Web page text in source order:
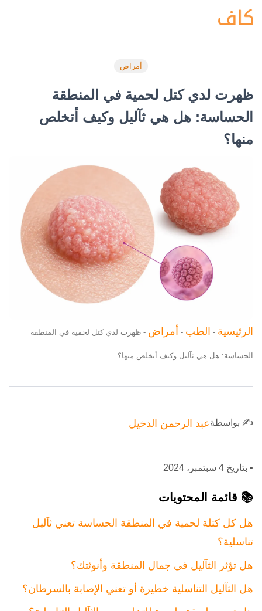
أمراض
ظهرت لدي كتل لحمية في المنطقة
الحساسة: هل هي ثآليل وكيف أتخلص
منها؟
الرئيسية - الطب - أمراض - ظهرت لدي كتل لحمية في المنطقة
الحساسة: هل هي ثآليل وكيف أتخلص منها؟
✍️ بواسطةعبد الرحمن الدخيل
• بتاريخ 4 سبتمبر، 2024
📚 قائمة المحتويات
هل كل كتلة لحمية في المنطقة الحساسة تعني ثآليل
تناسلية؟
هل تؤثر الثآليل في جمال المنطقة وأنوثتك؟
هل الثآليل التناسلية خطيرة أو تعني الإصابة بالسرطان؟